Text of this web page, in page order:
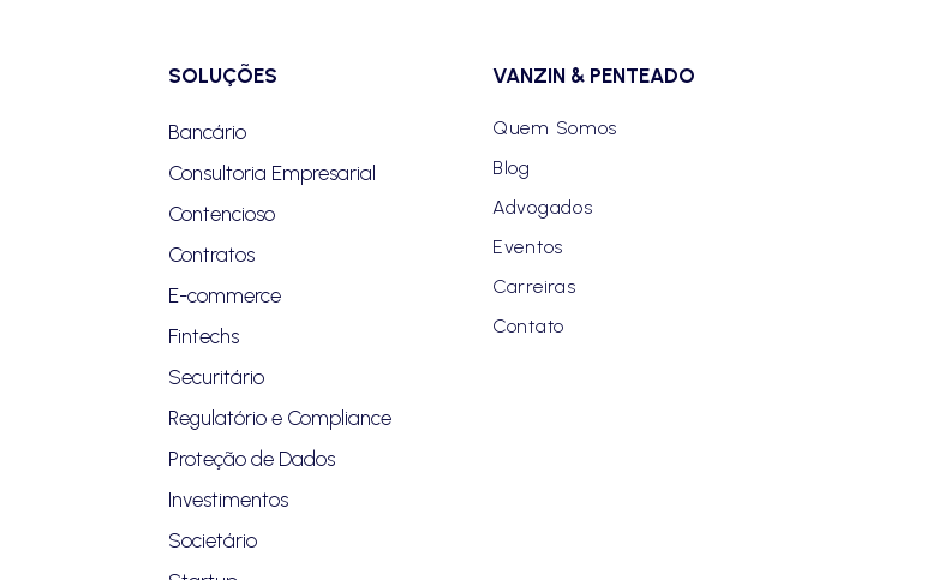
SOLUÇÕES
Bancário
Consultoria Empresarial
Contencioso
Contratos
E-commerce
Fintechs
Securitário
Regulatório e Compliance
Proteção de Dados
Investimentos
Societário
VANZIN & PENTEADO
Quem Somos
Blog
Advogados
Eventos
Carreiras
Contato